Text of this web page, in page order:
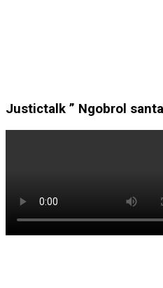
Justictalk ” Ngobrol